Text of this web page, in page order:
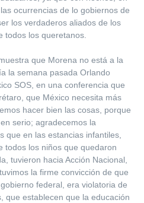
ocurrencias de lo gobiernos de
los verdaderos aliados de los
todos los queretanos.
que Morena no está a la
la semana pasada Orlando
SOS, en una conferencia que
que México necesita más
hacer bien las cosas, porque
serio; agradecemos la
que en las estancias infantiles,
todos los niños que quedaron
tuvieron hacia Acción Nacional,
la firme convicción de que
federal, era violatoria de
que establecen que la educación